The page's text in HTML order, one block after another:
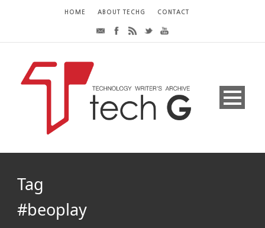
HOME ABOUT TECHG CONTACT
Tag
#beoplay